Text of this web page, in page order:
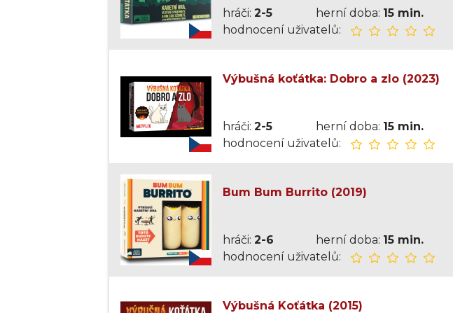
hráči: 2-5 herní doba: 15 min.
hodnocení uživatelů:
Výbušná koťátka: Dobro a zlo (2023)
hráči: 2-5 herní doba: 15 min.
hodnocení uživatelů:
Bum Bum Burrito (2019)
hráči: 2-6 herní doba: 15 min.
hodnocení uživatelů:
Výbušná Koťátka (2015)